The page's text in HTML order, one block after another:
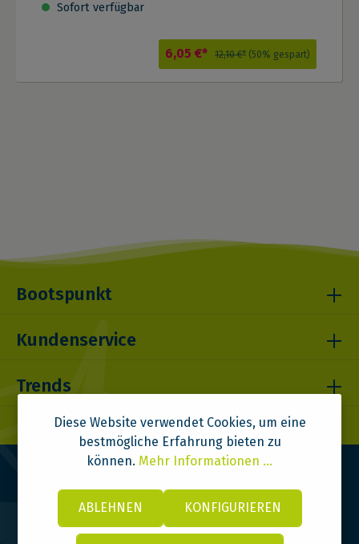
Sofort verfügbar
6,05 €* 12,10 €* (50% gespart)
Bootspunkt
Kundenservice
Trends
Diese Website verwendet Cookies, um eine
bestmögliche Erfahrung bieten zu
können. Mehr Informationen ...
ABLEHNEN KONFIGURIEREN